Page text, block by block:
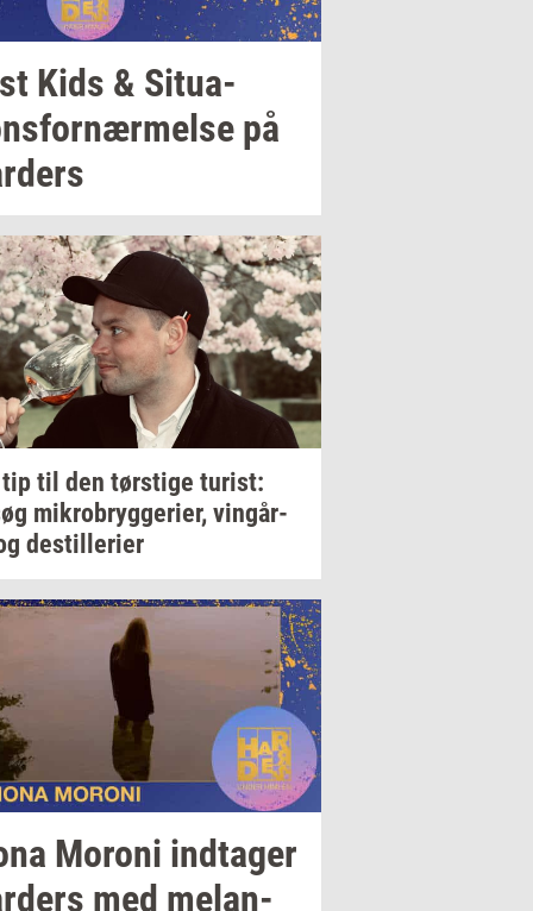
Kids & Si­tu­a­
på
til den tørsti­ge turist:
mi­kro­bryg­ge­ri­er, vin­går­
destil­le­ri­er
Mor­o­ni ind­ta­ger
med melan­